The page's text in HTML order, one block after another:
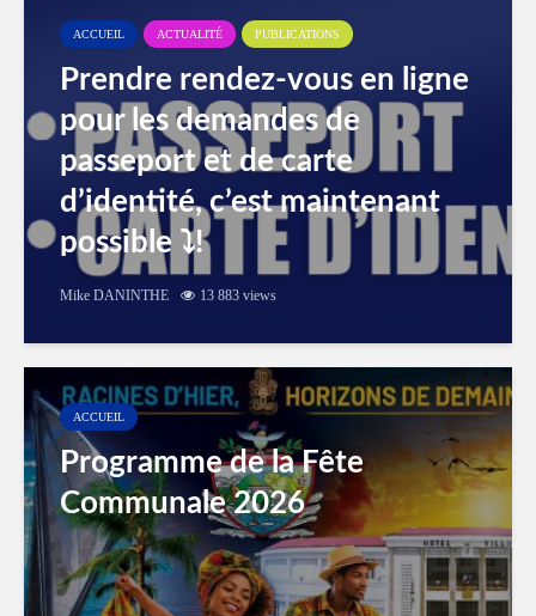
ACCUEIL ACTUALITÉ PUBLICATIONS
Prendre rendez-vous en ligne
pour les demandes de
passeport et de carte
d’identité, c’est maintenant
possible ⤵️!
Mike DANINTHE 13 883 views
ACCUEIL
Programme de la Fête
Communale 2026